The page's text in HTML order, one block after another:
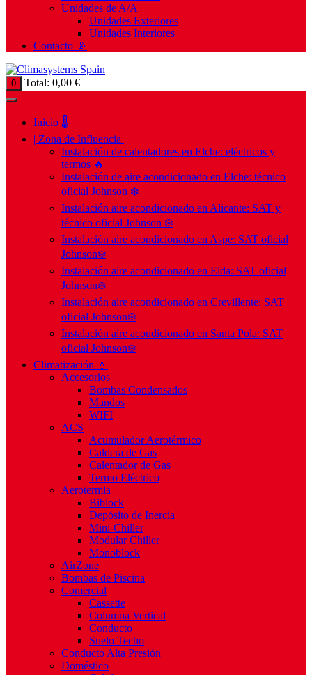
Unidades de A/A
Unidades Exteriores
Unidades Interiores
Contacto 📡
0 Total: 0,00 €
Inicio 🌡️
| Zona de Influencia |
Instalación de calentadores en Elche: eléctricos y
termos 🔥
Instalación de aire acondicionado en Elche: técnico
oficial Johnson ❄️
Instalación aire acondicionado en Alicante: SAT y
técnico oficial Johnson ❄️
Instalación aire acondicionado en Aspe: SAT oficial
Johnson❄️
Instalación aire acondicionado en Elda: SAT oficial
Johnson❄️
Instalación aire acondicionado en Crevillente: SAT
oficial Johnson❄️
Instalación aire acondicionado en Santa Pola: SAT
oficial Johnson❄️
Climatización 💧
Accesorios
Bombas Condensados
Mandos
WIFI
ACS
Acumulador Aerotérmico
Caldera de Gas
Calentador de Gas
Termo Eléctrico
Aerotermia
Biblock
Depósito de Inercia
Mini-Chiller
Modular Chiller
Monoblock
AirZone
Bombas de Piscina
Comercial
Cassette
Columna Vertical
Conducto
Suelo Techo
Conducto Alta Presión
Doméstico